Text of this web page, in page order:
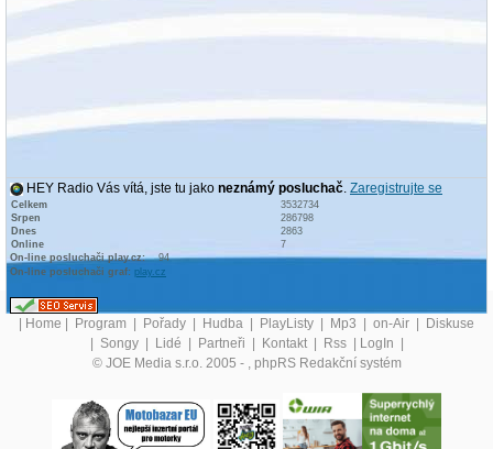
HEY Radio Vás vítá, jste tu jako neznámý posluchač. Zaregistrujte se
Celkem
3532734
Srpen
286798
Dnes
2863
Online
7
On-line posluchači play.cz:
94
On-line posluchači graf: play.cz
Home Program Pořady Hudba PlayListy Mp3 on-Air
Diskuse
Songy Lidé Partneři Kontakt Rss LogIn
© JOE Media s.r.o. 2005 - , phpRS Redakční systém